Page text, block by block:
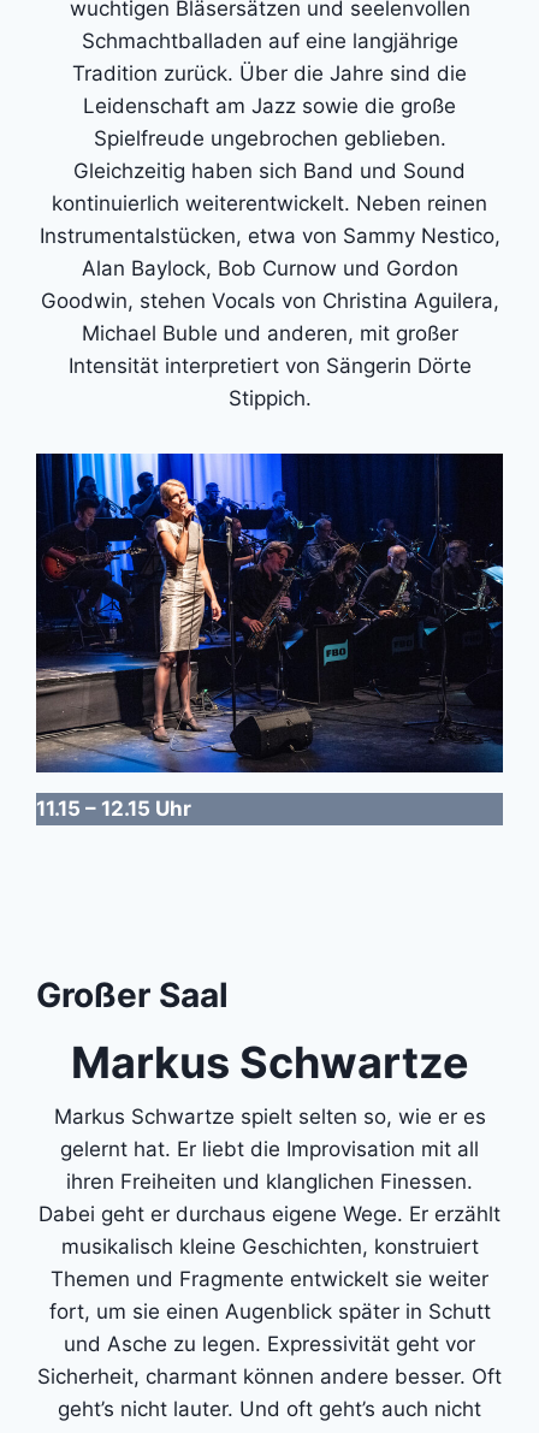
wuchtigen Bläsersätzen und seelenvollen
Schmachtballaden auf eine langjährige
Tradition zurück. Über die Jahre sind die
Leidenschaft am Jazz sowie die große
Spielfreude ungebrochen geblieben.
Gleichzeitig haben sich Band und Sound
kontinuierlich weiterentwickelt. Neben reinen
Instrumentalstücken, etwa von Sammy Nestico,
Alan Baylock, Bob Curnow und Gordon
Goodwin, stehen Vocals von Christina Aguilera,
Michael Buble und anderen, mit großer
Intensität interpretiert von Sängerin Dörte
Stippich.
11.15 – 12.15 Uhr
Großer Saal
Markus Schwartze
Markus Schwartze spielt selten so, wie er es
gelernt hat. Er liebt die Improvisation mit all
ihren Freiheiten und klanglichen Finessen.
Dabei geht er durchaus eigene Wege. Er erzählt
musikalisch kleine Geschichten, konstruiert
Themen und Fragmente entwickelt sie weiter
fort, um sie einen Augenblick später in Schutt
und Asche zu legen. Expressivität geht vor
Sicherheit, charmant können andere besser. Oft
geht’s nicht lauter. Und oft geht’s auch nicht